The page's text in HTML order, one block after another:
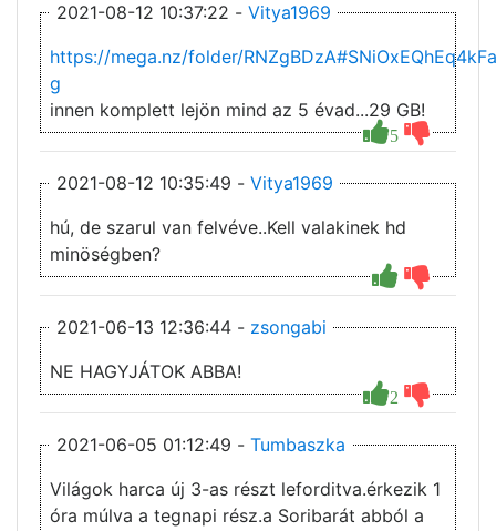
2021-08-12 10:37:22 - Vitya1969
5
https://mega.nz/folder/
g
innen komplett lejön mind az 5 évad...29 GB!
2021-08-12 10:35:49 - Vitya1969
hú, de szarul van felvéve..Kell valakinek hd
minöségben?
2021-06-13 12:36:44 - zsongabi
2
NE HAGYJÁTOK ABBA!
2021-06-05 01:12:49 - Tumbaszka
Világok harca új 3-as részt leforditva.érkezik 1
óra múlva a tegnapi rész.a Soribarát abból a